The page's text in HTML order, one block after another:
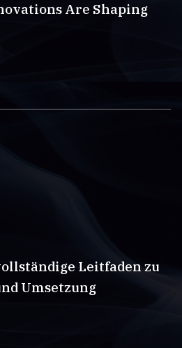
Are Shaping
Leitfaden zu
Umsetzung